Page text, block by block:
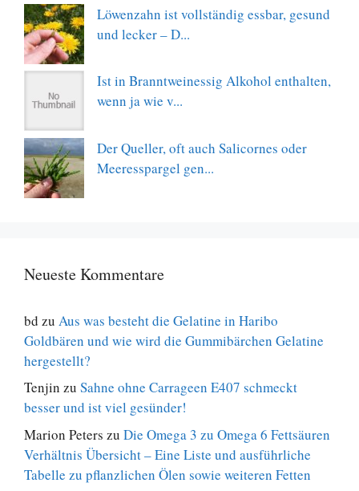
Löwenzahn ist vollständig essbar, gesund
und lecker – D...
Ist in Branntweinessig Alkohol enthalten,
wenn ja wie v...
Der Queller, oft auch Salicornes oder
Meeresspargel gen...
Neueste Kommentare
bd zu Aus was besteht die Gelatine in Haribo
Goldbären und wie wird die Gummibärchen Gelatine
hergestellt?
Tenjin zu Sahne ohne Carrageen E407 schmeckt
besser und ist viel gesünder!
Marion Peters zu Die Omega 3 zu Omega 6 Fettsäuren
Verhältnis Übersicht – Eine Liste und ausführliche
Tabelle zu pflanzlichen Ölen sowie weiteren Fetten